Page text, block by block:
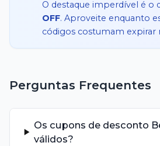
O destaque imperdível é o
OFF. Aproveite enquanto
códigos costumam expirar
Perguntas Frequentes
Os cupons de desconto
válidos?